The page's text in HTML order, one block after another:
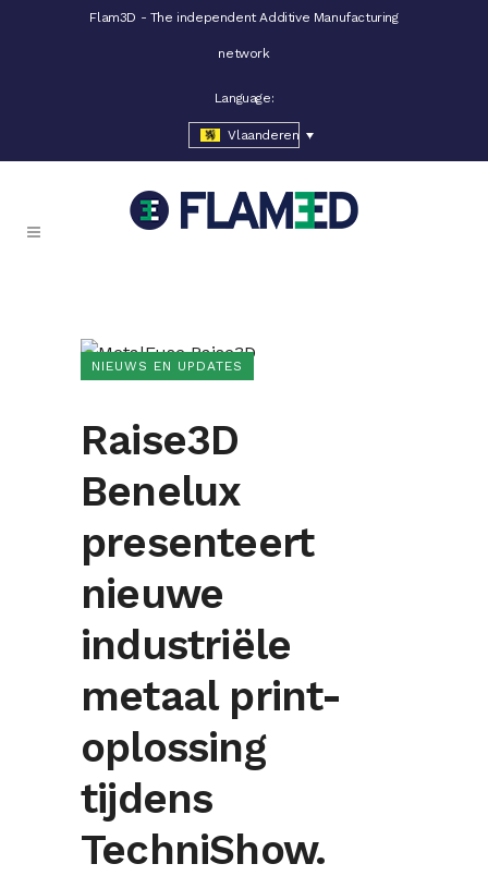
Flam3D - The independent Additive Manufacturing
network
Language:
Vlaanderen
NIEUWS EN UPDATES
Raise3D
Benelux
presenteert
nieuwe
industriële
metaal print-
oplossing
tijdens
TechniShow.